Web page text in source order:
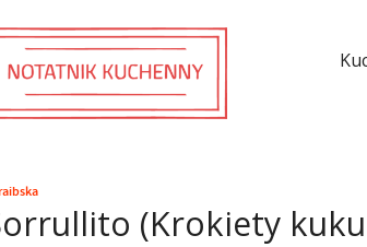
(Krokiety